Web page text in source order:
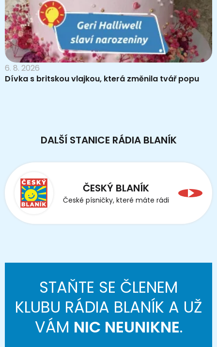
6. 8. 2026
Dívka s britskou vlajkou, která změnila tvář popu
DALŠÍ STANICE RÁDIA BLANÍK
ČESKÝ BLANÍK
České písničky, které máte rádi
STAŇTE SE ČLENEM
KLUBU RÁDIA BLANÍK A UŽ
VÁM NIC NEUNIKNE.